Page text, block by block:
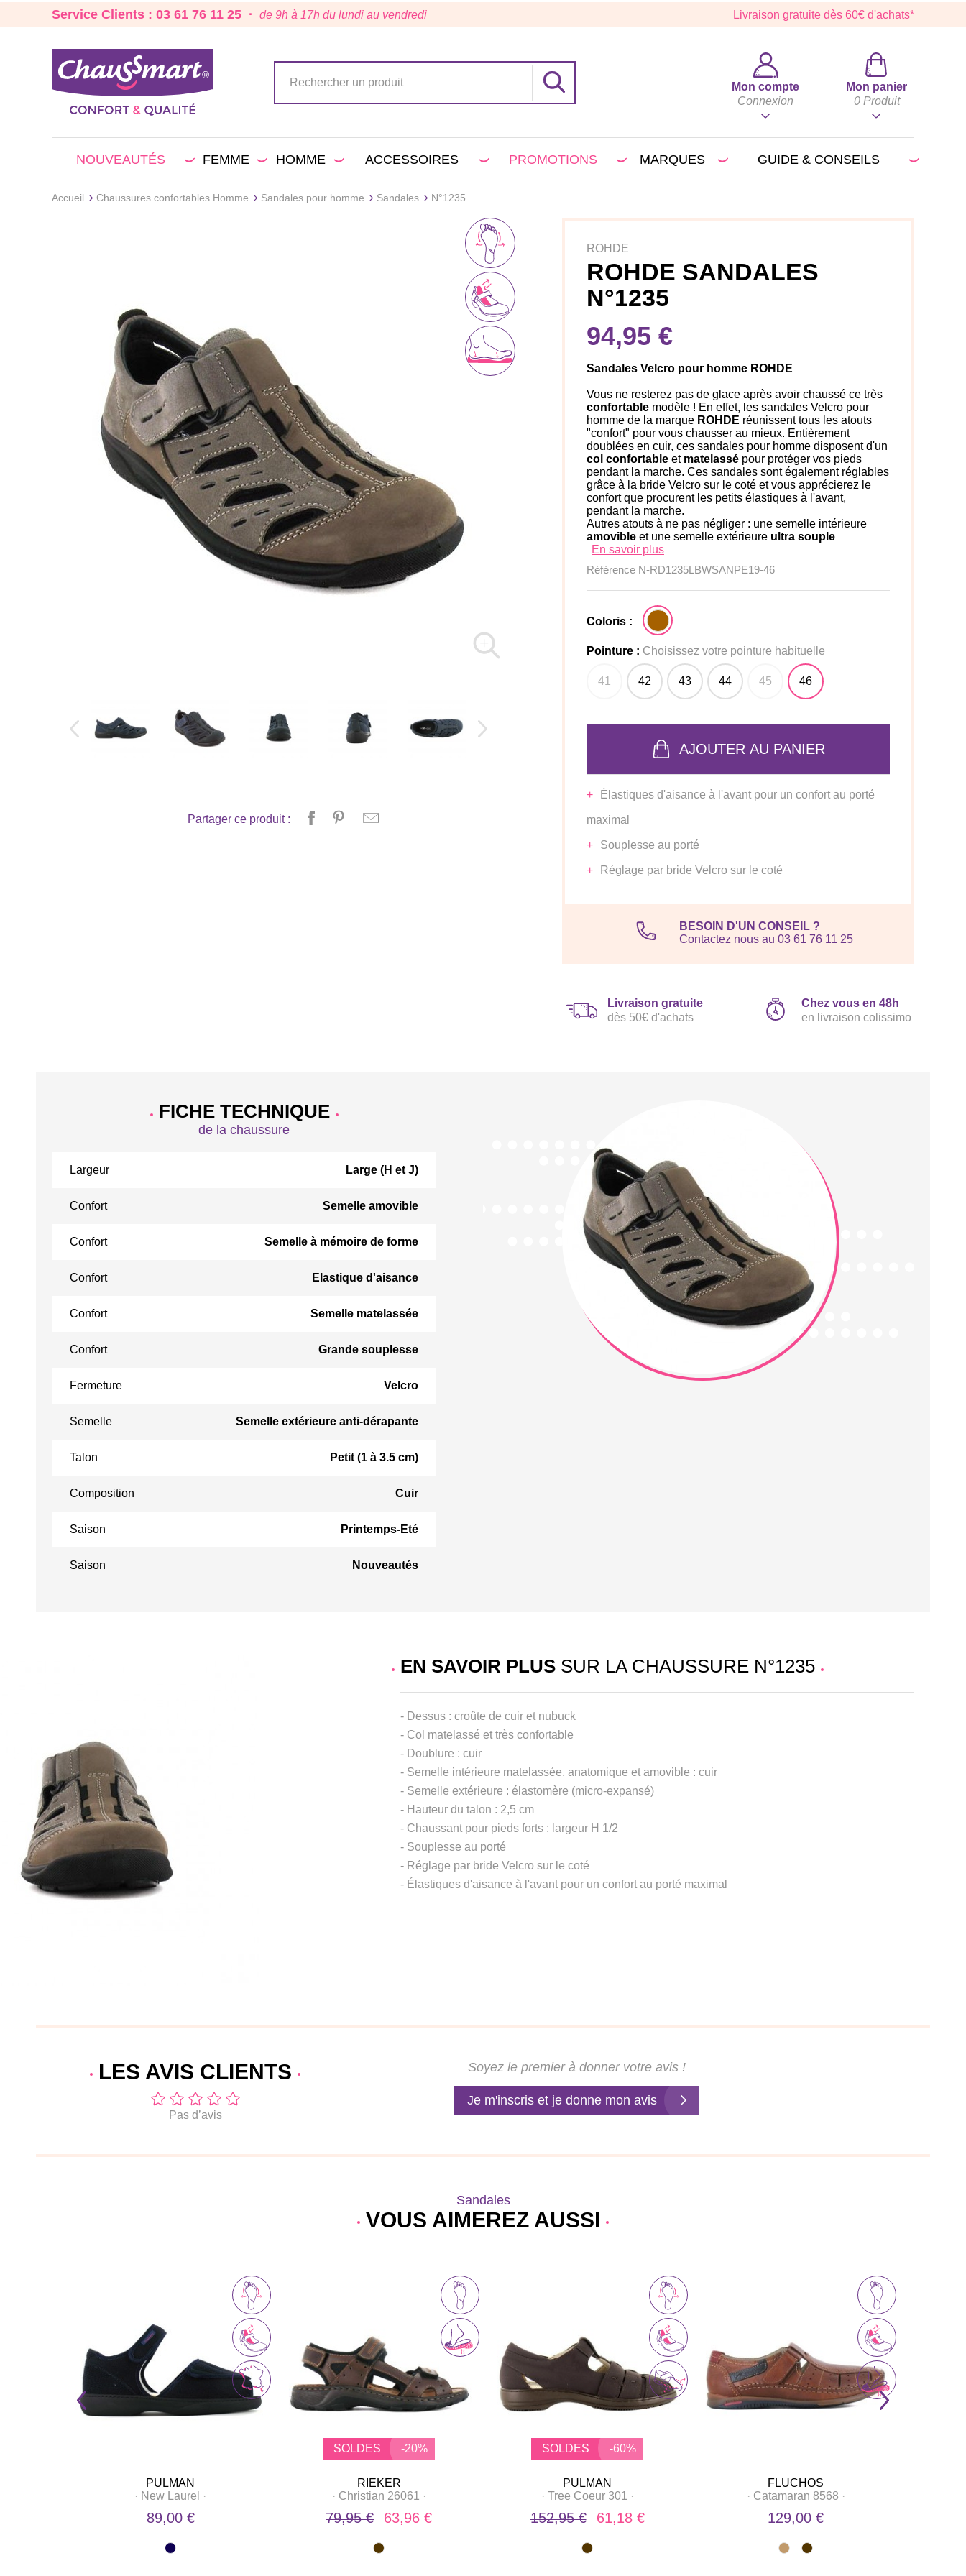
Service Clients : 03 61 76 11 25 · de 9h à 17h du lundi au vendredi Livraison gratuite dès 60€ d'achats*
Mon compte
Connexion
Mon panier
0 Produit
NOUVEAUTÉS FEMME HOMME ACCESSOIRES PROMOTIONS MARQUES GUIDE & CONSEILS
Accueil Chaussures confortables Homme Sandales pour homme Sandales N°1235
Partager ce produit :
ROHDE
ROHDE SANDALES
N°1235
94,95 €
Sandales Velcro pour homme ROHDE
Vous ne resterez pas de glace après avoir chaussé ce très
confortable modèle ! En effet, les sandales Velcro pour
homme de la marque ROHDE réunissent tous les atouts
"confort" pour vous chausser au mieux. Entièrement
doublées en cuir, ces sandales pour homme disposent d'un
col confortable et matelassé pour protéger vos pieds
pendant la marche. Ces sandales sont également réglables
grâce à la bride Velcro sur le coté et vous apprécierez le
confort que procurent les petits élastiques à l'avant,
pendant la marche.
Autres atouts à ne pas négliger : une semelle intérieure
amovible et une semelle extérieure ultra souple
En savoir plus
Référence N-RD1235LBWSANPE19-46
Coloris :
Pointure : Choisissez votre pointure habituelle
41 42 43 44 45 46
AJOUTER AU PANIER
Élastiques d'aisance à l'avant pour un confort au porté
maximal
Souplesse au porté
Réglage par bride Velcro sur le coté
BESOIN D'UN CONSEIL ?
Contactez nous au 03 61 76 11 25
Livraison gratuite
dès 50€ d'achats
Chez vous en 48h
en livraison colissimo
FICHE TECHNIQUE
de la chaussure
Largeur Large (H et J)
Confort Semelle amovible
Confort Semelle à mémoire de forme
Confort Elastique d'aisance
Confort Semelle matelassée
Confort Grande souplesse
Fermeture Velcro
Semelle Semelle extérieure anti-dérapante
Talon Petit (1 à 3.5 cm)
Composition Cuir
Saison Printemps-Eté
Saison Nouveautés
EN SAVOIR PLUS SUR LA CHAUSSURE N°1235
- Dessus : croûte de cuir et nubuck
- Col matelassé et très confortable
- Doublure : cuir
- Semelle intérieure matelassée, anatomique et amovible : cuir
- Semelle extérieure : élastomère (micro-expansé)
- Hauteur du talon : 2,5 cm
- Chaussant pour pieds forts : largeur H 1/2
- Souplesse au porté
- Réglage par bride Velcro sur le coté
- Élastiques d'aisance à l'avant pour un confort au porté maximal
LES AVIS CLIENTS
Pas d’avis
Soyez le premier à donner votre avis !
Je m'inscris et je donne mon avis
Sandales
VOUS AIMEREZ AUSSI
PULMAN
· New Laurel ·
89,00 €
SOLDES -20%
RIEKER
· Christian 26061 ·
79,95 € 63,96 €
SOLDES -60%
PULMAN
· Tree Coeur 301 ·
152,95 € 61,18 €
FLUCHOS
· Catamaran 8568 ·
129,00 €